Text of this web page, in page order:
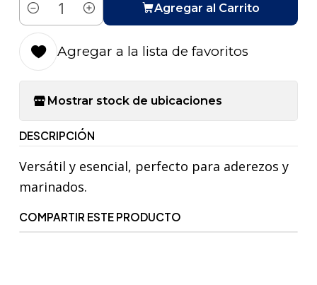
Cantidad
Agregar al Carrito
Agregar a la lista de favoritos
Mostrar stock de ubicaciones
DESCRIPCIÓN
Versátil y esencial, perfecto para aderezos y
marinados.
COMPARTIR ESTE PRODUCTO